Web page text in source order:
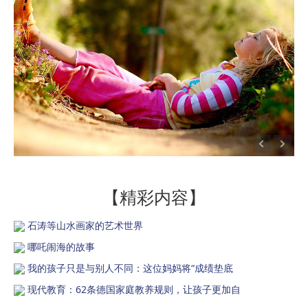
【精彩内容】
石涛等山水画家的艺术世界
哪吒闹海的故事
我的孩子只是与别人不同：这位妈妈将“成绩垫底
现代教育：62条德国家庭教养规则，让孩子更加自